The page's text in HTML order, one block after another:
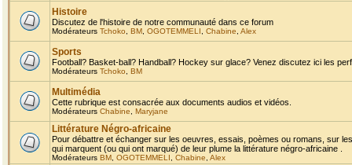
Histoire
Discutez de l'histoire de notre communauté dans ce forum
Modérateurs Tchoko BM OGOTEMMELI Chabine Alex
Sports
Football? Basket-ball? Handball? Hockey sur glace? Venez discutez ici les
Modérateurs Tchoko BM
Multimédia
Cette rubrique est consacrée aux documents audios et vidéos.
Modérateurs Chabine Maryjane
Littérature Négro-africaine
Pour débattre et échanger sur les oeuvres, essais, poèmes ou romans, sur
qui marquent (ou qui ont marqué) de leur plume la littérature négro-africaine .
Modérateurs BM OGOTEMMELI Chabine Alex